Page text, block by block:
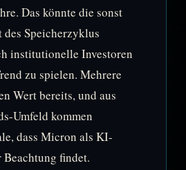
Das könnte die sonst
Speicherzyklus
institutionelle Investoren
zu spielen. Mehrere
Wert bereits, und aus
Umfeld kommen
dass Micron als KI-
findet.